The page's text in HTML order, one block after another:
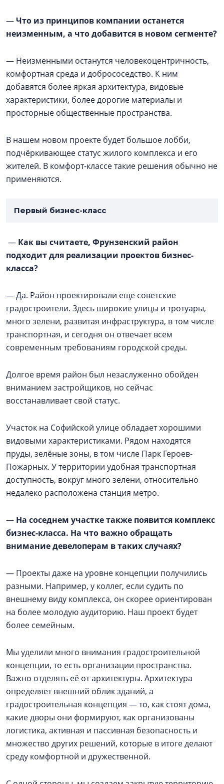
—Что из принципов компании останется
неизменным, а что добавится в новом сегменте?
— Неизменными останутся человекоцентричность,
комфортная среда и добрососедство. К ним
добавятся более яркая архитектура, видовые
характеристики, более дорогие материалы и
просторные общественные пространства.
В нашем новом проекте будет большое лобби,
подчёркивающее статус жилого комплекса и его
жителей. В комфорт-классе такие решения обычно не
применяются.
Первый бизнес-класс
— Как вы считаете, Фрунзенский район
подходит для реализации проектов бизнес-
класса?
— Да. Район проектировали еще советские
градостроители. Здесь широкие улицы и тротуары,
много зелени, развитая инфраструктура, в том числе
транспортная, и сегодня он отвечает всем
современным требованиям городской среды.
Долгое время район был незаслуженно обойден
вниманием застройщиков, но сейчас
восстанавливает свой статус.
Участок на Софийской улице обладает хорошими
видовыми характеристиками. Рядом находятся
пруды, зелёные зоны, в том числе Парк Героев-
Пожарных. У территории удобная транспортная
доступность, вокруг много зелени, относительно
недалеко расположена станция метро.
— На соседнем участке также появится комплекс
бизнес-класса. На что важно обращать
внимание девелоперам в таких случаях?
— Проекты даже на уровне концепции получились
разными. Например, у коллег, если судить по
внешнему виду комплекса, он скорее ориентирован
на более молодую аудиторию. Наш проект будет
более семейным.
Мы уделили много внимания градостроительной
концепции, то есть организации пространства.
Важно отделять её от архитектуры. Архитектура
определяет внешний облик зданий, а
градостроительная концепция — то, как стоят дома,
какие дворы они формируют, как организованы
логистика, активная и пассивная безопасность и
множество других решений, которые в итоге делают
среду комфортной и дружественной.